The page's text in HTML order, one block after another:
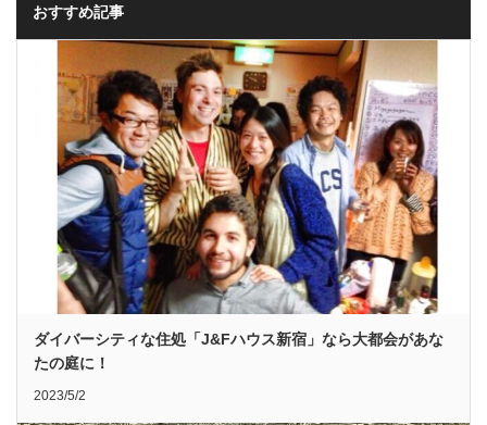
おすすめ記事
ダイバーシティな住処「J&Fハウス新宿」なら大都会があな
たの庭に！
2023/5/2